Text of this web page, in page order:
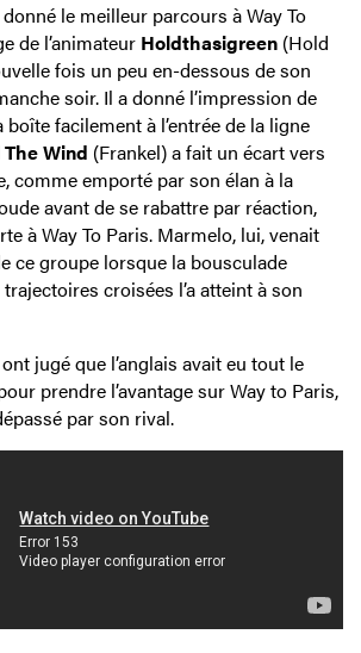
le meilleur parcours à Way To
de l’animateur Holdthasigreen (Hold
fois un peu en-dessous de son
soir. Il a donné l’impression de
facilement à l’entrée de la ligne
Wind (Frankel) a fait un écart vers
comme emporté par son élan à la
avant de se rabattre par réaction,
à Way To Paris. Marmelo, lui, venait
ce groupe lorsque la bousculade
croisées l’a atteint à son
jugé que l’anglais avait eu tout le
prendre l’avantage sur Way to Paris,
par son rival.